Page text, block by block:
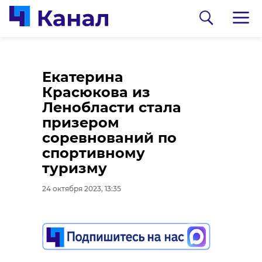
Екатерина
Красюкова из
Ленобласти стала
призером
соревнований по
спортивному
туризму
24 октября 2023, 13:35
Федеральные дороги
в Ленобласти зимой
будут чистить более
300 спецмашин
24 октября 2023, 13:09
Подписывайтесь на нас в
В ЗакС Ленобласти
предложили
увеличить МРОТ с
2024 года
24 октября 2023, 12:43
Подписывайтесь на нас в